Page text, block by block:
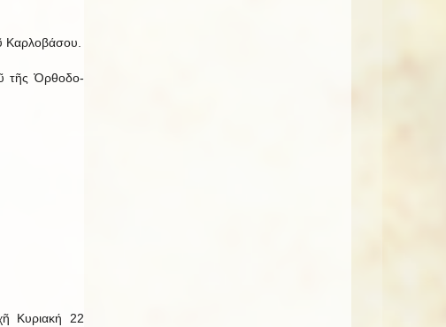
Καρ­λο­βά­σου.
τῆς Ὀρ­θο­δο­
Κυριακή 22